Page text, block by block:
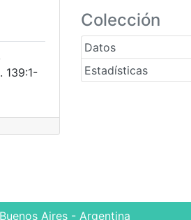
Colección
Datos
Estadísticas
139:1-
Aires - Argentina